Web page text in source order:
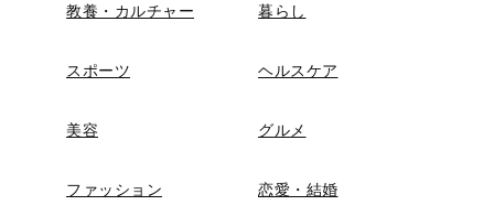
教養・カルチャー 暮らし
スポーツ ヘルスケア
美容 グルメ
ファッション 恋愛・結婚